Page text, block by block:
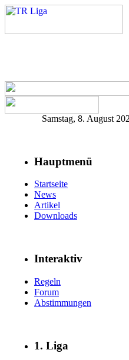
Samstag, 8. August
Hauptmenü
Startseite
News
Artikel
Downloads
Interaktiv
Regeln
Forum
Abstimmungen
1. Liga